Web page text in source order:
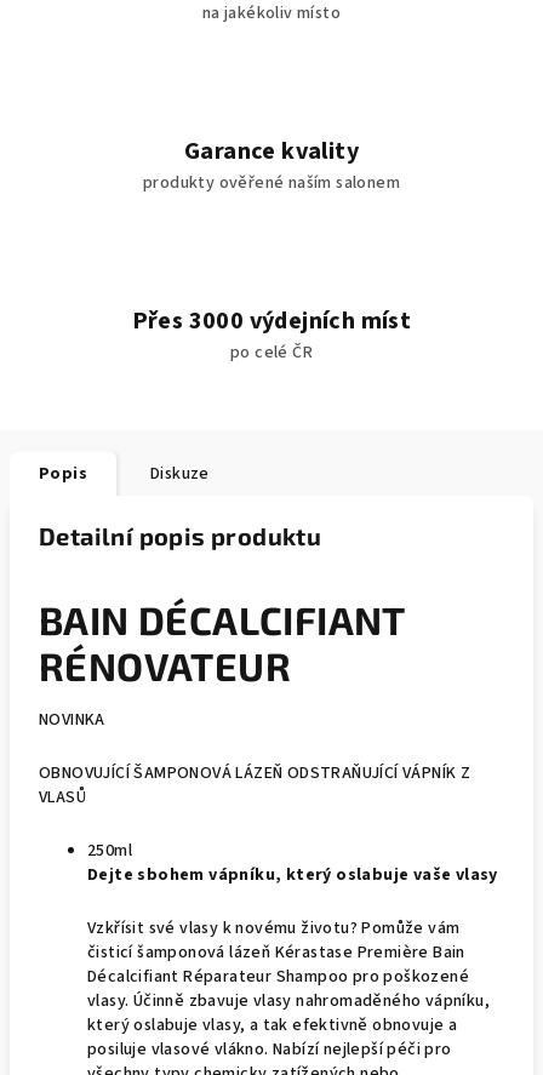
na jakékoliv místo
Garance kvality
produkty ověřené naším salonem
Přes 3000 výdejních míst
po celé ČR
Popis Diskuze
Detailní popis produktu
BAIN DÉCALCIFIANT
RÉNOVATEUR
NOVINKA
OBNOVUJÍCÍ ŠAMPONOVÁ LÁZEŇ ODSTRAŇUJÍCÍ VÁPNÍK Z
VLASŮ
250ml
Dejte sbohem vápníku, který oslabuje vaše vlasy
Vzkřísit své vlasy k novému životu? Pomůže vám
čisticí šamponová lázeň Kérastase Première Bain
Décalcifiant Réparateur Shampoo pro poškozené
vlasy. Účinně zbavuje vlasy nahromaděného vápníku,
který oslabuje vlasy, a tak efektivně obnovuje a
posiluje vlasové vlákno. Nabízí nejlepší péči pro